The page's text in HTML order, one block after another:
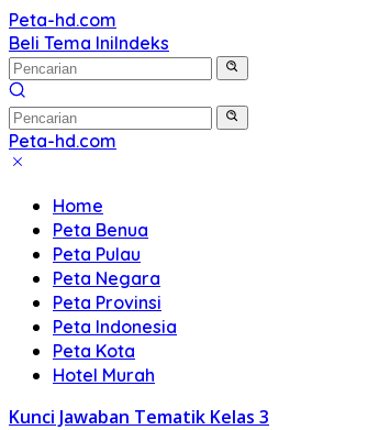
Langsung
ke
konten
Peta-hd.com
Kumpulan
Gambar
Peta
HD
Beli Tema IniIndeks
Peta-hd.com
Kumpulan
Peta
HD
Home
Peta Benua
Peta Pulau
Peta Negara
Peta Provinsi
Peta Indonesia
Peta Kota
Hotel Murah
Kunci Jawaban Tematik Kelas 3